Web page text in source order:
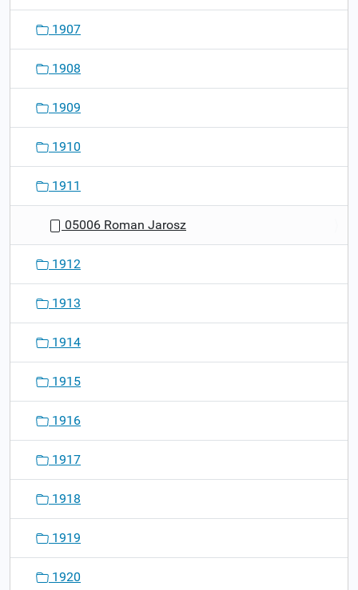
1907
1908
1909
1910
1911
05006 Roman Jarosz
1912
1913
1914
1915
1916
1917
1918
1919
1920